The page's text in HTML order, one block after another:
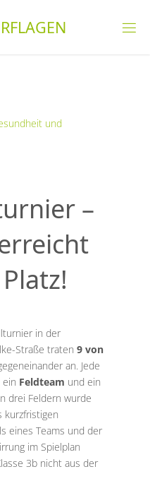
RFLAGEN
und
–
in der
Straße traten 9 von
an. Jede
ein Feldteam und ein
drei Feldern wurde
kurzfristigen
eines Teams und der
im Spielplan
3b nicht aus der